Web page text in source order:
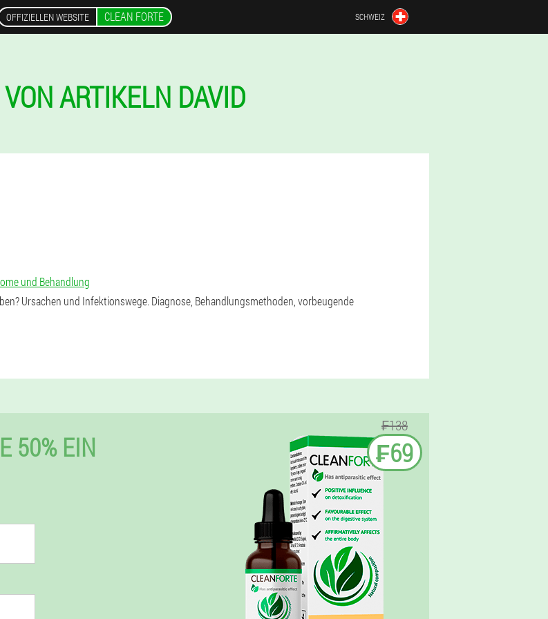
OFFIZIELLEN WEBSITE CLEAN FORTE SCHWEIZ
ARTIKELN DAVID
und Behandlung
Ursachen und Infektionswege. Diagnose, Behandlungsmethoden, vorbeugende
50% EIN
₣138
₣69